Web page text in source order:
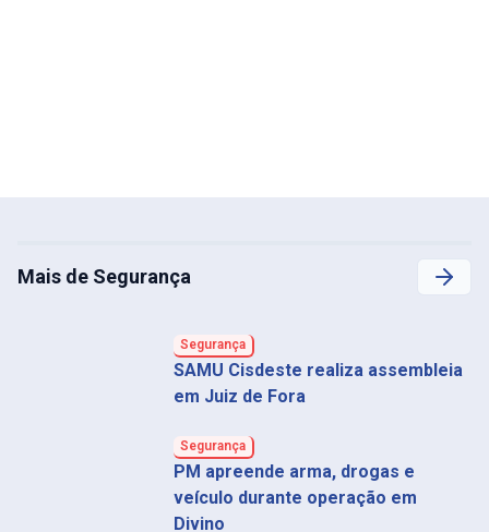
Mais de Segurança
Segurança
SAMU Cisdeste realiza assembleia
em Juiz de Fora
Segurança
PM apreende arma, drogas e
veículo durante operação em
Divino